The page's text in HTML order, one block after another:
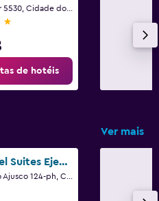
de hotéis
Ver mais
Aztic Hotel Suites Ejecutivas